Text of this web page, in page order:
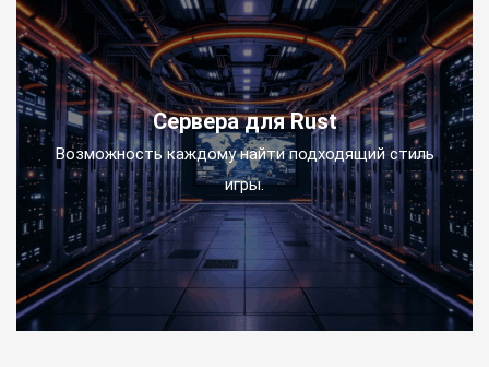
Сервера для Rust
Возможность каждому найти подходящий стиль
игры.